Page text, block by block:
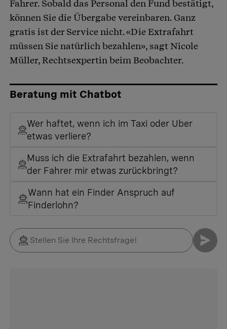
Fahrer. Sobald das Personal den Fund bestätigt,
können Sie die Übergabe vereinbaren. Ganz
gratis ist der Service nicht. «Die Extrafahrt
müssen Sie natürlich bezahlen», sagt Nicole
Müller, Rechtsexpertin beim Beobachter.
Beratung mit Chatbot
Wer haftet, wenn ich im Taxi oder Uber
etwas verliere?
Muss ich die Extrafahrt bezahlen, wenn
der Fahrer mir etwas zurückbringt?
Wann hat ein Finder Anspruch auf
Finderlohn?